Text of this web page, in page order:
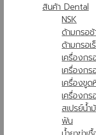
สินค้า Dental
NSK
ด้ามกรอช้
ด้ามกรอเ
เครื่องก
เครื่องกร
เครื่องขู
เครื่องก
สเปรย์น้ำ
ฟัน